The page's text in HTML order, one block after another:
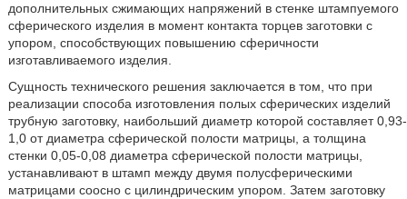
дополнительных сжимающих напряжений в стенке штампуемого
сферического изделия в момент контакта торцев заготовки с
упором, способствующих повышению сферичности
изготавливаемого изделия.
Сущность технического решения заключается в том, что при
реализации способа изготовления полых сферических изделий
трубную заготовку, наибольший диаметр которой составляет 0,93-
1,0 от диаметра сферической полости матрицы, а толщина
стенки 0,05-0,08 диаметра сферической полости матрицы,
устанавливают в штамп между двумя полусферическими
матрицами соосно с цилиндрическим упором. Затем заготовку